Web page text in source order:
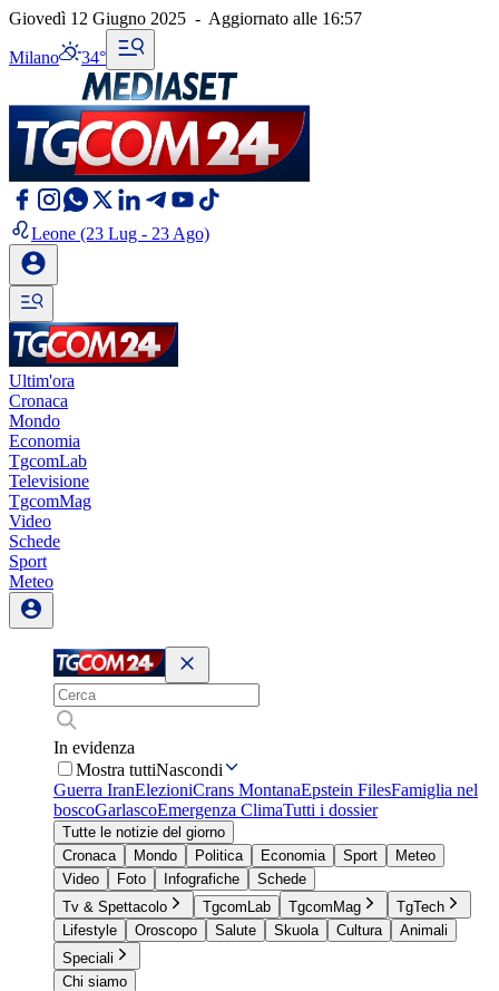
Giovedì 12 Giugno 2025 - Aggiornato alle 16:57
Milano 34°
Leone (23 Lug - 23 Ago)
Ultim'ora
Cronaca
Mondo
Economia
TgcomLab
Televisione
TgcomMag
Video
Schede
Sport
Meteo
In evidenza
Mostra tuttiNascondi
Guerra IranElezioniCrans MontanaEpstein FilesFamiglia nel
boscoGarlascoEmergenza ClimaTutti i dossier
Tutte le notizie del giorno
Cronaca
Mondo Politica Economia Sport
Meteo
Video
Foto Infografiche
Schede
Tv & Spettacolo
TgcomLab TgcomMag
TgTech
Lifestyle
Oroscopo Salute Skuola Cultura
Animali
Speciali
Chi siamo